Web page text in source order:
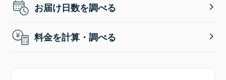
お届け日数を調べる
料金を計算・調べる